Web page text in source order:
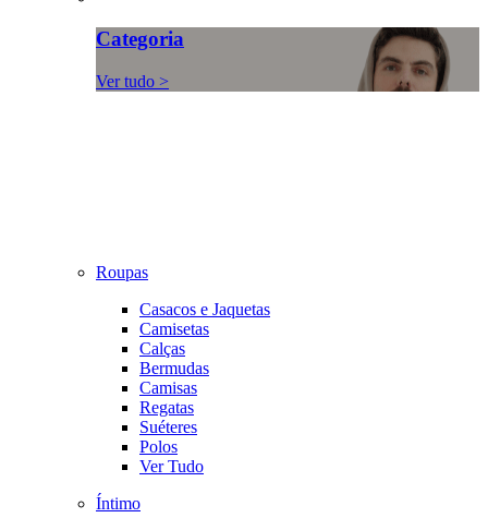
Categoria
Ver tudo >
Roupas
Casacos e Jaquetas
Camisetas
Calças
Bermudas
Camisas
Regatas
Suéteres
Polos
Ver Tudo
Íntimo